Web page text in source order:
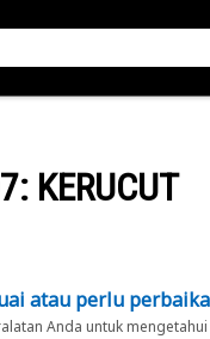
: KERUCUT
atau perlu
Anda untuk